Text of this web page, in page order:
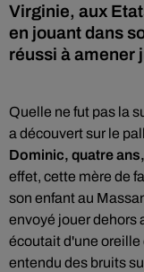
Virginie, aux
en jouant dans
réussi à amener
Quelle ne fut pas la
a découvert sur le
Dominic, quatre
effet, cette mère de
son enfant au
envoyé jouer dehors
écoutait d'une oreille
entendu des bruits